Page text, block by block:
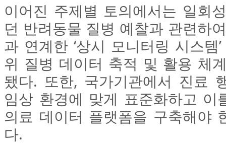
이어진 주제별 토의에서는 일회
던 반려동물 질병 예찰과 관련하
과 연계한 ‘상시 모니터링 시스
위 질병 데이터 축적 및 활용 체
됐다. 또한, 국가기관에서 진료
임상 환경에 맞게 표준화하고 이
의료 데이터 플랫폼을 구축해야
다.